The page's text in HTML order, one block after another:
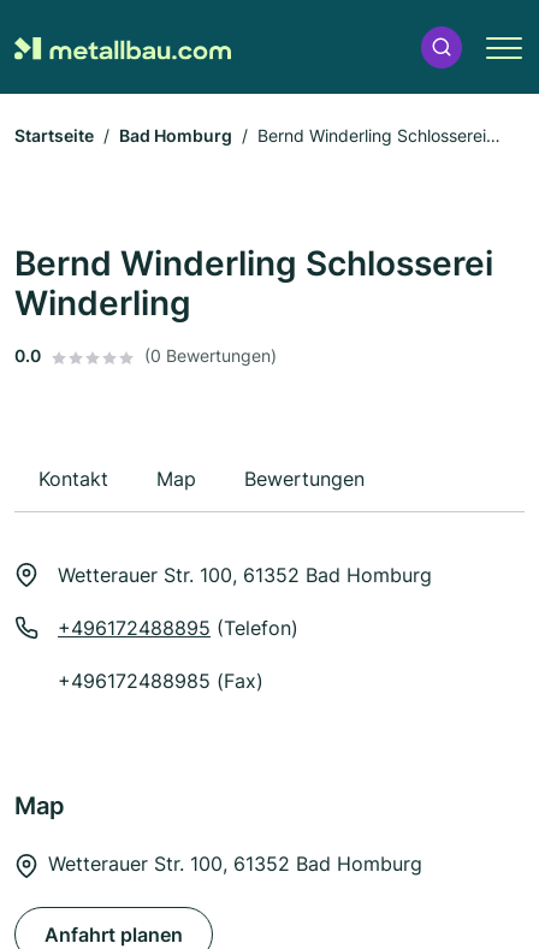
Startseite Bad Homburg
Bernd Winderling Schlosserei
Bernd Winderling Schlosserei
Winderling
0.0 (0 Bewertungen)
Kontakt Map Bewertungen
Wetterauer Str. 100, 61352 Bad Homburg
+496172488895 (Telefon)
+496172488985 (Fax)
Map
Wetterauer Str. 100, 61352 Bad Homburg
Anfahrt planen